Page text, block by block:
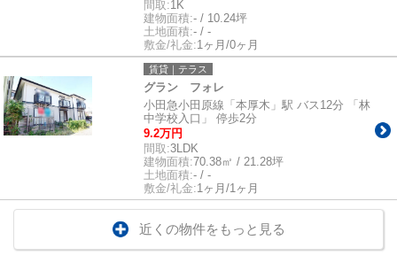
間取:1K
建物面積:- / 10.24坪
土地面積:- / -
敷金/礼金:1ヶ月/0ヶ月
賃貸｜テラス
グラン フォレ
小田急小田原線「本厚木」駅 バス12分 「林
中学校入口」 停歩2分
9.2万円
間取:3LDK
建物面積:70.38㎡ / 21.28坪
土地面積:- / -
敷金/礼金:1ヶ月/1ヶ月
近くの物件をもっと見る